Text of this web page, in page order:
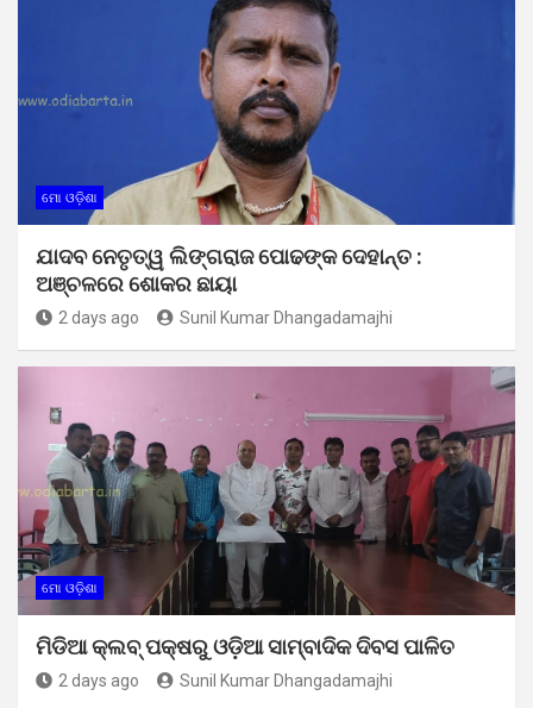
ମୋ ଓଡ଼ିଶା
ଯାଦବ ନେତୃତ୍ୱ ଲିଙ୍ଗରାଜ ପୋଢଙ୍କ ଦେହାନ୍ତ :
ଅଞ୍ଚଳରେ ଶୋକର ଛାୟା
2 days ago Sunil Kumar Dhangadamajhi
ମୋ ଓଡ଼ିଶା
ମିଡିଆ କ୍ଲବ୍ ପକ୍ଷରୁ ଓଡ଼ିଆ ସାମ୍ବାଦିକ ଦିବସ ପାଳିତ
2 days ago Sunil Kumar Dhangadamajhi